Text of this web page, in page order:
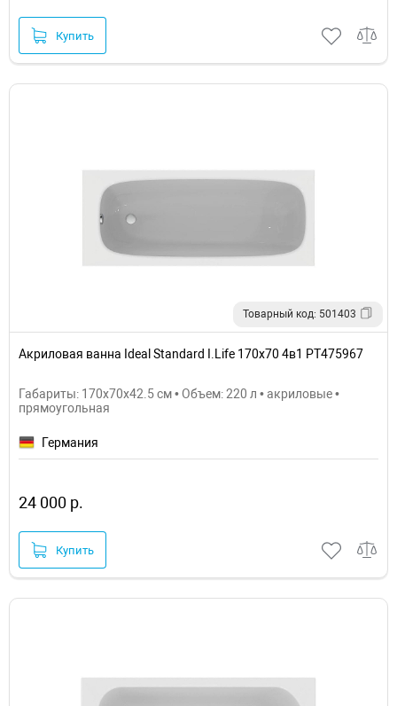
Купить
Товарный код: 501403
Акриловая ванна Ideal Standard I.Life 170x70 4в1 PT475967
Габариты: 170x70x42.5 см • Объем: 220 л • акриловые •
прямоугольная
Германия
24 000 р.
Купить